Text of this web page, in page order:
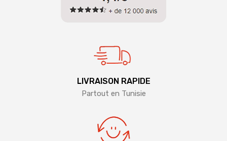
LIVRAISON RAPIDE
Partout en Tunisie